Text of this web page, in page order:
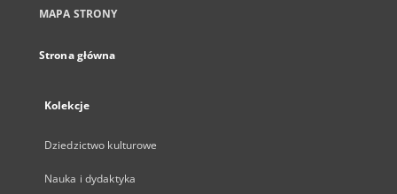
MAPA STRONY
Strona główna
Kolekcje
Dziedzictwo kulturowe
Nauka i dydaktyka